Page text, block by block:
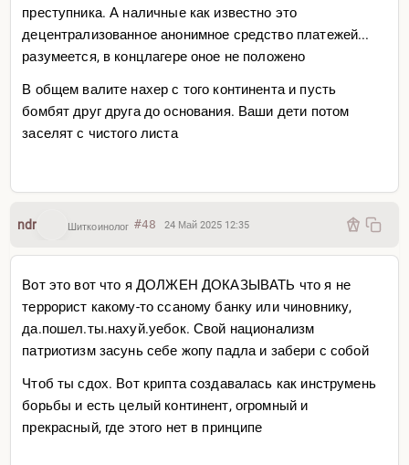
преступника. А наличные как известно это
децентрализованное анонимное средство платежей...
разумеется, в концлагере оное не положено
В общем валите нахер с того континента и пусть
бомбят друг друга до основания. Ваши дети потом
заселят с чистого листа
ndr Шиткоинолог #48 24 Май 2025 12:35
Вот это вот что я ДОЛЖЕН ДОКАЗЫВАТЬ что я не
террорист какому-то ссаному банку или чиновнику,
да.пошел.ты.нахуй.уебок. Свой национализм
патриотизм засунь себе жопу падла и забери с собой
Чтоб ты сдох. Вот крипта создавалась как инструмень
борьбы и есть целый континент, огромный и
прекрасный, где этого нет в принципе